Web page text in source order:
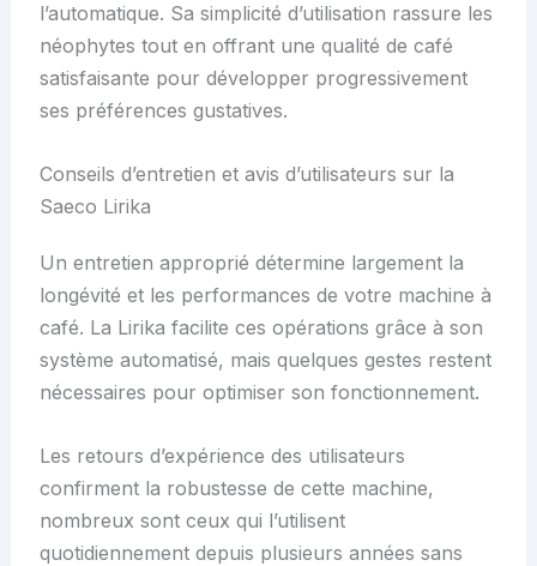
l’automatique. Sa simplicité d’utilisation rassure les
néophytes tout en offrant une qualité de café
satisfaisante pour développer progressivement
ses préférences gustatives.
Conseils d’entretien et avis d’utilisateurs sur la
Saeco Lirika
Un entretien approprié détermine largement la
longévité et les performances de votre machine à
café. La Lirika facilite ces opérations grâce à son
système automatisé, mais quelques gestes restent
nécessaires pour optimiser son fonctionnement.
Les retours d’expérience des utilisateurs
confirment la robustesse de cette machine,
nombreux sont ceux qui l’utilisent
quotidiennement depuis plusieurs années sans